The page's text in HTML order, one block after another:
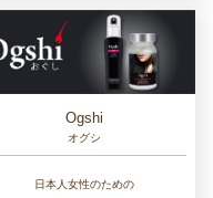
Ogshi
オグシ
日本人女性のための